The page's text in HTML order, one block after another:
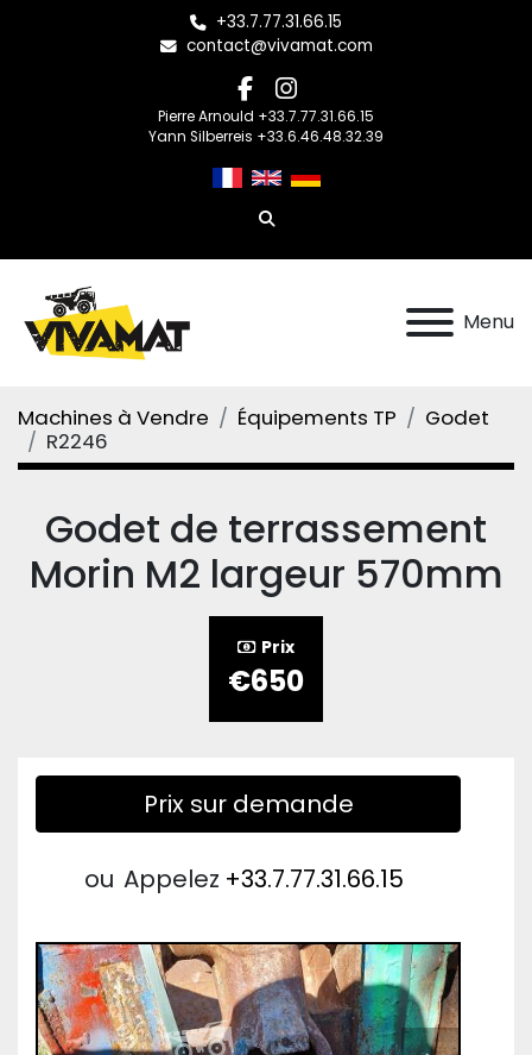
+33.7.77.31.66.15
contact@vivamat.com
facebook
instagram
Pierre Arnould +33.7.77.31.66.15
Yann Silberreis +33.6.46.48.32.39
Rechercher
Menu
Machines à Vendre Équipements TP
Godet
R2246
Godet de terrassement
Morin M2 largeur 570mm
Prix
€650
Prix sur demande
ou Appelez +33.7.77.31.66.15